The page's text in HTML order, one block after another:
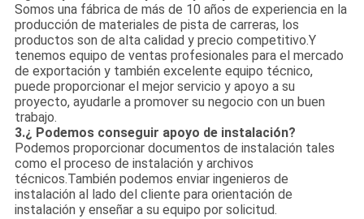
Somos una fábrica de más de 10 años de experiencia en la
producción de materiales de pista de carreras, los
productos son de alta calidad y precio competitivo.Y
tenemos equipo de ventas profesionales para el mercado
de exportación y también excelente equipo técnico,
puede proporcionar el mejor servicio y apoyo a su
proyecto, ayudarle a promover su negocio con un buen
trabajo.
3.¿ Podemos conseguir apoyo de instalación?
Podemos proporcionar documentos de instalación tales
como el proceso de instalación y archivos
técnicos.También podemos enviar ingenieros de
instalación al lado del cliente para orientación de
instalación y enseñar a su equipo por solicitud.